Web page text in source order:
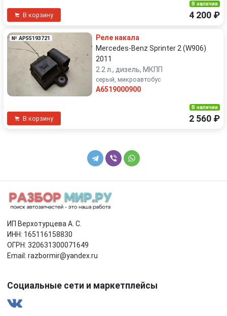
Saturn
Skoda
SsangYong
Suzuki Tesla
В корзину
В наличии
4 200 ₽
№ AP55193721
Реле накала
Mercedes-Benz Sprinter 2 (W906)
2011
2.2 л., дизель, МКПП
серый, микроавтобус
A6519000900
В корзину
В наличии
2 560 ₽
ИП Верхотурцева А. С.
ИНН: 165116158830
ОГРН: 320631300071649
Email: razbormir@yandex.ru
Социальные сети и маркетплейсы